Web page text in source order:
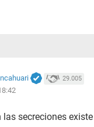
29.005
secreciones